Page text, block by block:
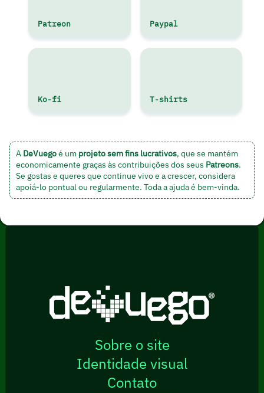
Patreon Paypal
Ko-fi T-shirts
A DeVuegoé um projeto sem fins lucrativos, que se mantém
economicamente graças às contribuições dos seus Patreons.
Se gostas e queres que continue vivo e a crescer, considera
apoiá-lo pontual ou regularmente. Toda a ajuda é bem-vinda.
Sobre o site
Identidade visual
Contato